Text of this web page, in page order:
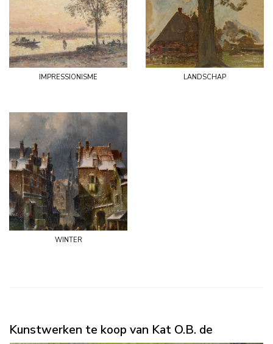
impressionisme landschap
winter
Kunstwerken te koop van Kat O.B. de